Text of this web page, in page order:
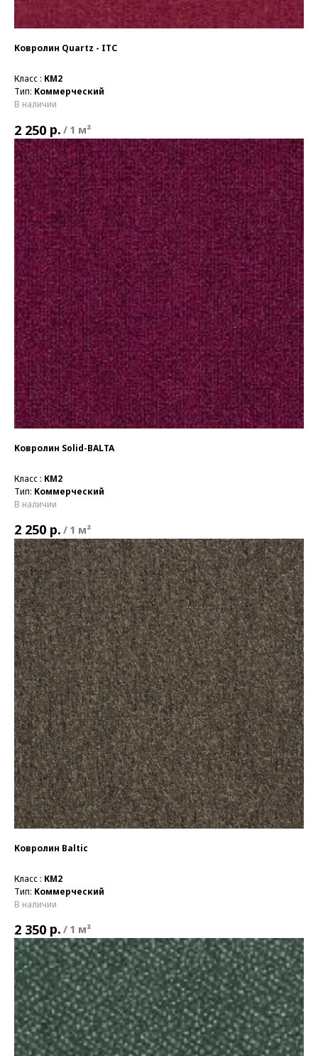
Ковролин Quartz - ITC
Класс : КМ2
Тип: Коммерческий
В наличии
2 250 р. / 1 м²
Ковролин Solid-BALTA
Класс : КМ2
Тип: Коммерческий
В наличии
2 250 р. / 1 м²
Ковролин Baltic
Класс : КМ2
Тип: Коммерческий
В наличии
2 350 р. / 1 м²